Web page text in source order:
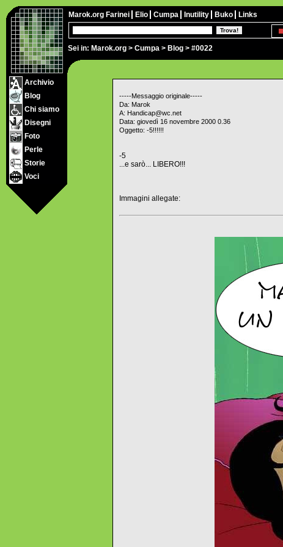
Sei in: Marok.org > Cumpa > Blog > #0022
Marok.org Farinei Elio Cumpa Inutility Buko Links
Archivio
Blog
Chi siamo
Disegni
Foto
Perle
Storie
Voci
-----Messaggio originale-----
Da: Marok
A: Handicap@wc.net
Data: giovedì 16 novembre 2000 0.36
Oggetto: -5!!!!!!
-5
...e sarò... LIBERO!!!
Immagini allegate: